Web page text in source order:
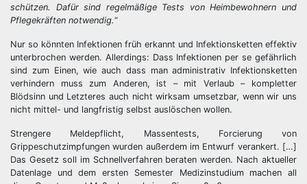
schützen. Dafür sind regelmäßige Tests von Heimbewohnern und
Pflegekräften notwendig.“
Nur so könnten Infektionen früh erkannt und Infektionsketten effektiv
unterbrochen werden. Allerdings: Dass Infektionen per se gefährlich
sind zum Einen, wie auch dass man administrativ Infektionsketten
verhindern muss zum Anderen, ist – mit Verlaub – kompletter
Blödsinn und Letzteres auch nicht wirksam umsetzbar, wenn wir uns
nicht mittel- und langfristig selbst auslöschen wollen.
Strengere Meldepflicht, Massentests, Forcierung von
Grippeschutzimpfungen wurden außerdem im Entwurf verankert. […]
Das Gesetz soll im Schnellverfahren beraten werden. Nach aktueller
Datenlage und dem ersten Semester Medizinstudium machen all